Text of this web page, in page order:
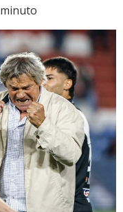
minuto